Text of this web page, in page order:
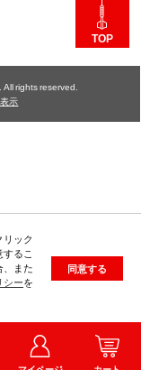
ック
るこ
、また
シーを
同意する
TOP
rights reserved.
示